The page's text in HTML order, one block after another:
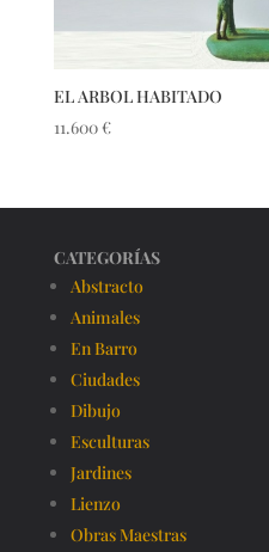
EL ARBOL HABITADO
11.600 €
CATEGORÍAS
Abstracto
Animales
En Barro
Ciudades
Dibujo
Esculturas
Jardines
Lienzo
Obras Maestras